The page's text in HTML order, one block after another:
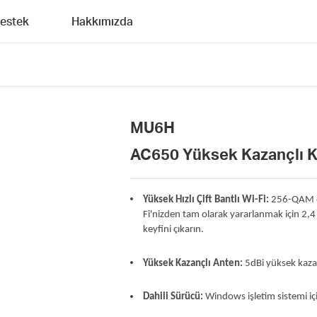
Hakkımızda
MU6H
AC650 Yüksek Kazançlı
Yüksek Hızlı Çift Bantlı Wi-Fi: 256-QAM
Fi'nizden tam olarak yararlanmak için
keyfini çıkarın.
Yüksek Kazançlı Anten: 5dBi yüksek
Dahili Sürücü: Windows işletim sistemi